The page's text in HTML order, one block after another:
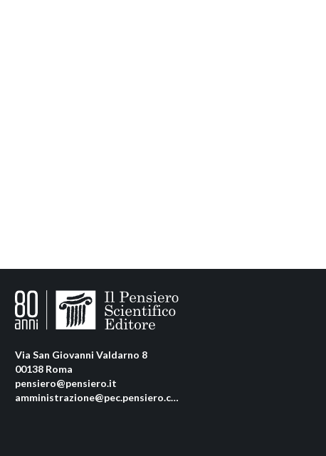
Via San Giovanni Valdarno 8
00138 Roma
pensiero@pensiero.it
amministrazione@pec.pensiero.com